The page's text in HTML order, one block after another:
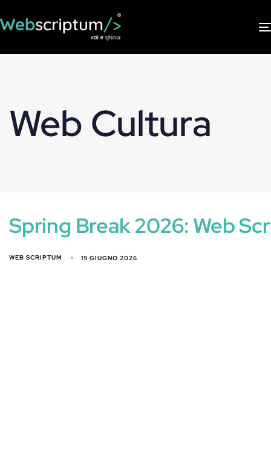
Web Cultura
Spring Break 2026: Web
WEB SCRIPTUM 19 GIUGNO 2026